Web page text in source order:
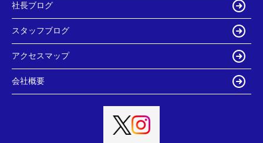
社長ブログ
スタッフブログ
アクセスマップ
会社概要